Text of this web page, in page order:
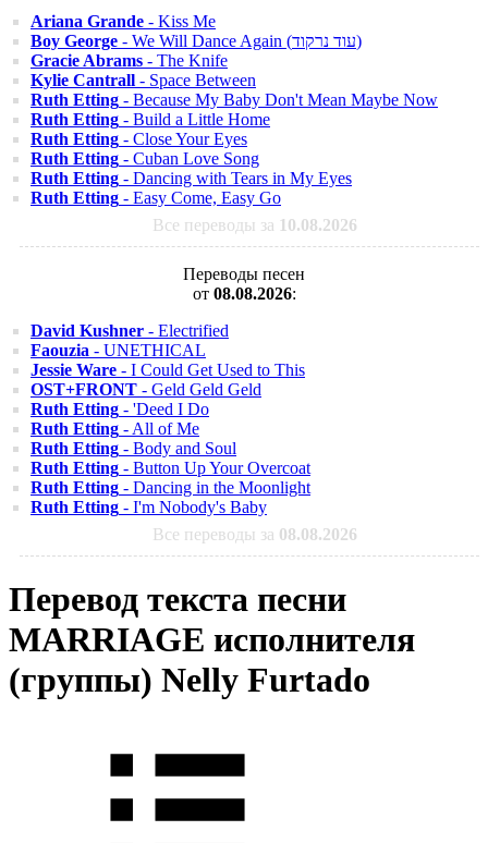
Ariana Grande - Kiss Me
Boy George
- We Will Dance Again (עוד נרקוד)
Gracie Abrams - The Knife
Kylie Cantrall - Space Between
Ruth Etting - Because My Baby Don't Mean Maybe Now
Ruth Etting - Build a Little Home
Ruth Etting - Close Your Eyes
Ruth Etting - Cuban Love Song
Ruth Etting - Dancing with Tears in My Eyes
Ruth Etting - Easy Come, Easy Go
Все переводы за 10.08.2026
Переводы песен
от 08.08.2026:
David Kushner - Electrified
Faouzia - UNETHICAL
Jessie Ware - I Could Get Used to This
OST+FRONT - Geld Geld Geld
Ruth Etting - 'Deed I Do
Ruth Etting - All of Me
Ruth Etting - Body and Soul
Ruth Etting - Button Up Your Overcoat
Ruth Etting - Dancing in the Moonlight
Ruth Etting - I'm Nobody's Baby
Все переводы за 08.08.2026
Перевод текста песни
MARRIAGE исполнителя
(группы) Nelly Furtado